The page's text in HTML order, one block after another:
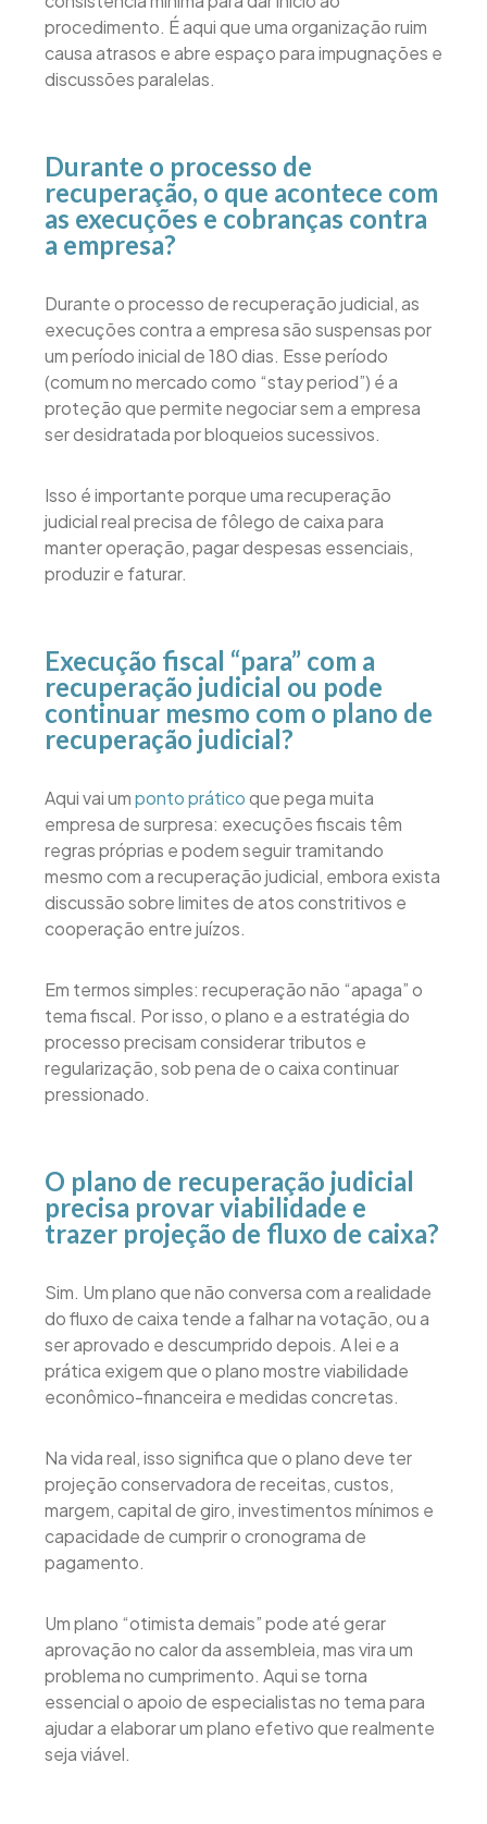
procedimento. É aqui que uma organização ruim
causa atrasos e abre espaço para impugnações e
discussões paralelas.
Durante o processo de
recuperação, o que acontece com
as execuções e cobranças contra
a empresa?
Durante o processo de recuperação judicial, as
execuções contra a empresa são suspensas por
um período inicial de 180 dias. Esse período
(comum no mercado como “stay period”) é a
proteção que permite negociar sem a empresa
ser desidratada por bloqueios sucessivos.
Isso é importante porque uma recuperação
judicial real precisa de fôlego de caixa para
manter operação, pagar despesas essenciais,
produzir e faturar.
Execução fiscal “para” com a
recuperação judicial ou pode
continuar mesmo com o plano de
recuperação judicial?
Aqui vai umponto práticoque pega muita
empresa de surpresa: execuções fiscais têm
regras próprias e podem seguir tramitando
mesmo com a recuperação judicial, embora exista
discussão sobre limites de atos constritivos e
cooperação entre juízos.
Em termos simples: recuperação não “apaga” o
tema fiscal. Por isso, o plano e a estratégia do
processo precisam considerar tributos e
regularização, sob pena de o caixa continuar
pressionado.
O plano de recuperação judicial
precisa provar viabilidade e
trazer projeção de fluxo de caixa?
Sim. Um plano que não conversa com a realidade
do fluxo de caixa tende a falhar na votação, ou a
ser aprovado e descumprido depois. A lei e a
prática exigem que o plano mostre viabilidade
econômico-financeira e medidas concretas.
Na vida real, isso significa que o plano deve ter
projeção conservadora de receitas, custos,
margem, capital de giro, investimentos mínimos e
capacidade de cumprir o cronograma de
pagamento.
Um plano “otimista demais” pode até gerar
aprovação no calor da assembleia, mas vira um
problema no cumprimento. Aqui se torna
essencial o apoio de especialistas no tema para
ajudar a elaborar um plano efetivo que realmente
seja viável.